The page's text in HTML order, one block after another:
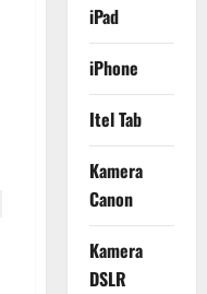
iPad
iPhone
Itel Tab
Kamera
Canon
Kamera
DSLR